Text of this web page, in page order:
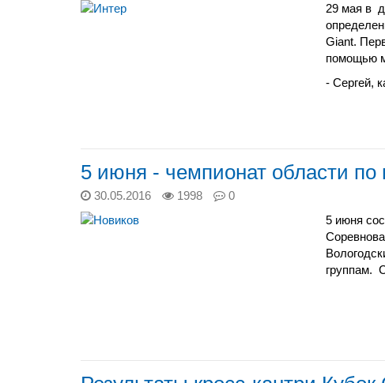
29 мая в
Giant.
помощью
- Сергей,
5 июня - чемпионат области по
30.05.2016 1998
0
5 июня
группам.